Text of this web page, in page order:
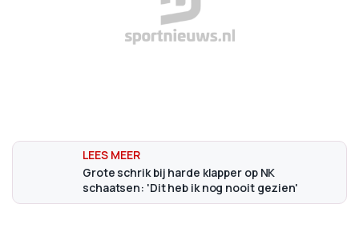
Grote schrik bij harde klapper op NK
schaatsen: 'Dit heb ik nog nooit gezien'